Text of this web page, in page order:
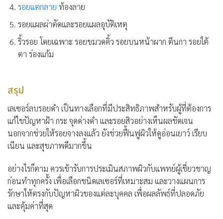
รอยแตกลาย ท้องลาย
รอยแผลผ่าตัดและรอยแผลอุบัติเหตุ
ริ้วรอย โดยเฉพาะ รอยขมวดคิ้ว รอยบนหน้าผาก ตีนกา รอยใต้
ตา ร่องแก้ม
สรุป
เลเซอร์ลบรอยดำ เป็นทางเลือกที่มีประสิทธิภาพสำหรับผู้ที่ต้องการ
แก้ไขปัญหาฝ้า กระ จุดด่างดำ และรอยสิวอย่างเห็นผลชัดเจน
นอกจากช่วยให้รอยจางลงแล้ว ยังช่วยฟื้นฟูผิวให้ดูอ่อนเยาว์ เรียบ
เนียน และสุขภาพดีมากขึ้น
อย่างไรก็ตาม ควรเข้ารับการประเมินสภาพผิวกับแพทย์ผู้เชี่ยวชาญ
ก่อนทำทุกครั้ง เพื่อเลือกชนิดเลเซอร์ที่เหมาะสม และวางแผนการ
รักษาให้ตรงกับปัญหาผิวของแต่ละบุคคล เพื่อผลลัพธ์ที่ปลอดภัย
และคุ้มค่าที่สุด